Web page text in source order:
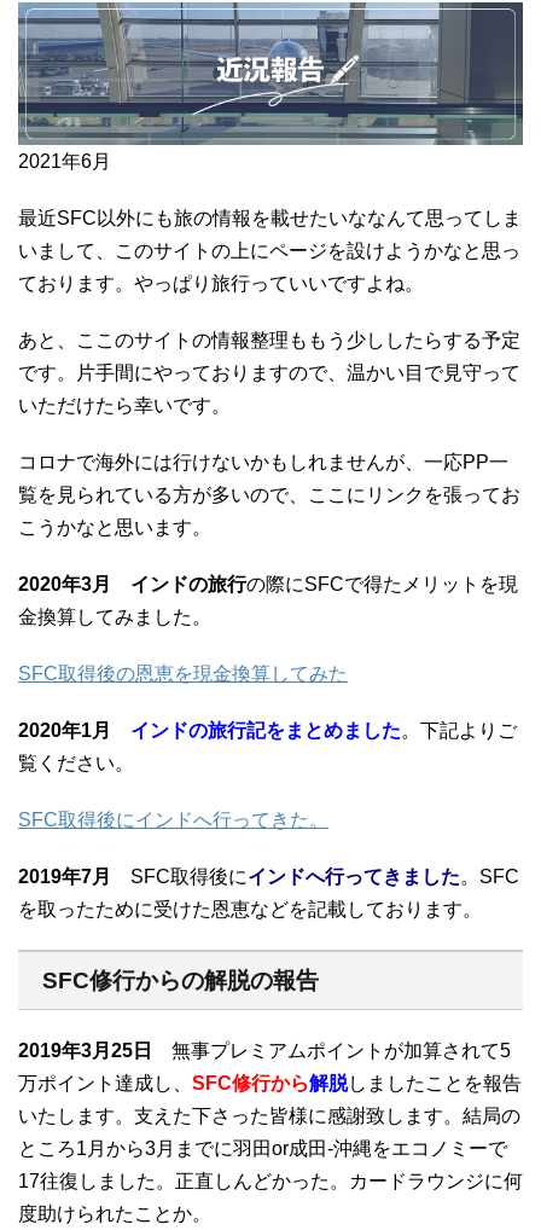
2021年6月
最近SFC以外にも旅の情報を載せたいななんて思ってしま
いまして、このサイトの上にページを設けようかなと思っ
ております。やっぱり旅行っていいですよね。
あと、ここのサイトの情報整理ももう少ししたらする予定
です。片手間にやっておりますので、温かい目で見守って
いただけたら幸いです。
コロナで海外には行けないかもしれませんが、一応PP一
覧を見られている方が多いので、ここにリンクを張ってお
こうかなと思います。
2020年3月 インドの旅行の際にSFCで得たメリットを現
金換算してみました。
SFC取得後の恩恵を現金換算してみた
2020年1月 インドの旅行記をまとめました。下記よりご
覧ください。
SFC取得後にインドへ行ってきた。
2019年7月 SFC取得後にインドへ行ってきました。SFC
を取ったために受けた恩恵などを記載しております。
SFC修行からの解脱の報告
2019年3月25日
無事プレミアムポイントが加算されて5
万ポイント達成し、 SFC修行から解脱しましたことを報告
いたします。支えた下さった皆様に感謝致します。結局の
ところ1月から3月までに羽田or成田-沖縄をエコノミーで
17往復しました。正直しんどかった。カードラウンジに何
度助けられたことか。